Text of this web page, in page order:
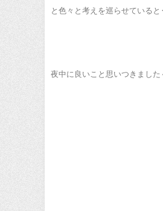
と色々と考えを巡らせている
夜中に良いこと思いつきました